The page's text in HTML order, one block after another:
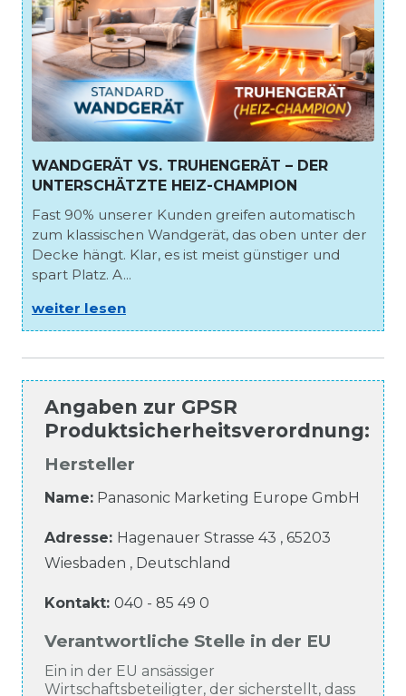
WANDGERÄT VS. TRUHENGERÄT – DER
UNTERSCHÄTZTE HEIZ-CHAMPION
Fast 90% unserer Kunden greifen automatisch
zum klassischen Wandgerät, das oben unter der
Decke hängt. Klar, es ist meist günstiger und
spart Platz. A...
weiter lesen
Angaben zur GPSR
Produktsicherheitsverordnung:
Hersteller
Name: Panasonic Marketing Europe GmbH
Adresse: Hagenauer Strasse 43 , 65203
Wiesbaden , Deutschland
Kontakt: 040 - 85 49 0
Verantwortliche Stelle in der EU
Ein in der EU ansässiger
Wirtschaftsbeteiligter, der sicherstellt, dass